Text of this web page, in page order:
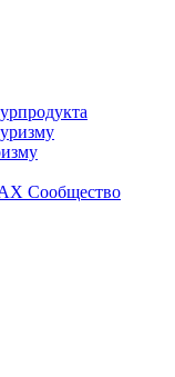
Сообщество